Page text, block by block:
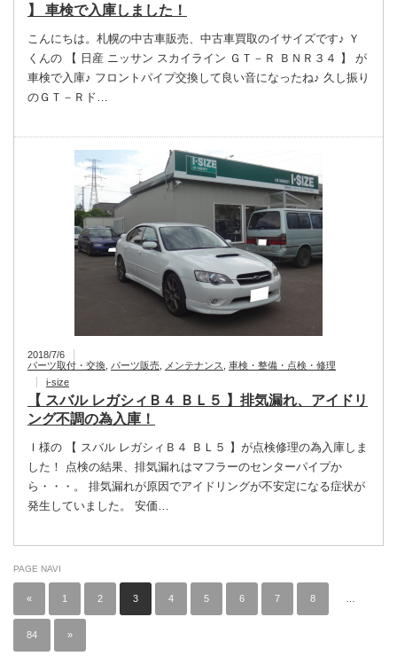
】 車検で入庫しました！
こんにちは。札幌の中古車販売、中古車買取のイサイズです♪ Ｙ
くんの 【 日産 ニッサン スカイライン ＧＴ－Ｒ ＢＮＲ３４ 】 が
車検で入庫♪ フロントパイプ交換して良い音になったね♪ 久し振り
のＧＴ－Ｒド…
2018/7/6
パーツ取付・交換 パーツ販売 メンテナンス
車検・整備・点検・修理
i-size
【 スバル レガシィＢ４ ＢＬ５ 】排気漏れ、アイドリ
ング不調の為入庫！
Ｉ様の 【 スバル レガシィＢ４ ＢＬ５ 】が点検修理の為入庫しま
した！ 点検の結果、排気漏れはマフラーのセンターパイプか
ら・・・。 排気漏れが原因でアイドリングが不安定になる症状が
発生していました。 安価…
PAGE NAVI
« 1 2 3 4 5 6 7 8
84 »